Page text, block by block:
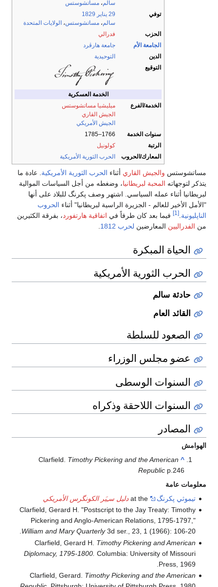
سالم، مساتشوستس
توفي
29 يناير
1829
سالم، مساتشوستس، الولايات المتحدة
الحزب
فدرالي
الجامعة الأم
جامعة هارڤرد
الدين
التوحيدية
التوقيع
الخدمة العسكرية
الخدمة/الفرع
ميليشيا مساتشوستس
الجيش القاري
الجيش الأمريكي
سنوات الخدمة
1766–1785
الرتبة
كولونيل
المعارك/الحروب
الحرب الثورية الأمريكية
مساتشوستس والجيش القاري أثناء الحرب الثورية الأمريكية. عادة ما
يتذكر لتوجهاته المحبة لبريطانيا، وضغطه من أجل السياسات الموالية
لبريطانيا أثناء عمله السياسي. اشتهر وصف پكرنگ للبلاد على أنها
"الأمل الأخير للعالم - الجزيرة الراسية لبريطانيا" أثناء الحروب
الناپليونية.
[1] فيما بعد كان طرفاً في اتفاقية هارتفورد، بفرقة الكثيرين
من الفدراليين المعارضين لحرب 1812 .
الحياة المبكرة
الحرب الثورية الأمريكية
حادثة سالم
القائد العام
الصعود للسلطة
عضو مجلس الوزراء
السنوات الوسطى
السنوات اللاحقة وذكراه
المصادر
الهوامش
^
Clarfield. Timothy Pickering and the American
Republic p.246
معلومات عامة
تيموثي پكرنگ
at the
دليل سـِيَر الكونگرس الأمريكي
Clarfield, Gerard H. "Postscript to the Jay Treaty: Timothy
Pickering and Anglo-American Relations, 1795-1797,"
William and Mary Quarterly3d ser., 23, 1 (1966): 106-20.
Clarfield, Gerard H. Timothy Pickering and American
Diplomacy, 1795-1800. Columbia: University of Missouri
Press, 1969.
Clarfield, Gerard. Timothy Pickering and the American